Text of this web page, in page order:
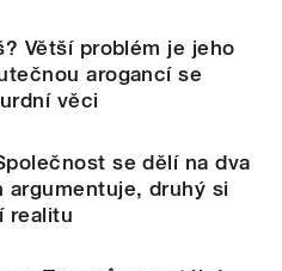
Větší problém je jeho
arogancí se
věci
se dělí na dva
argumentuje, druhý si
realitu